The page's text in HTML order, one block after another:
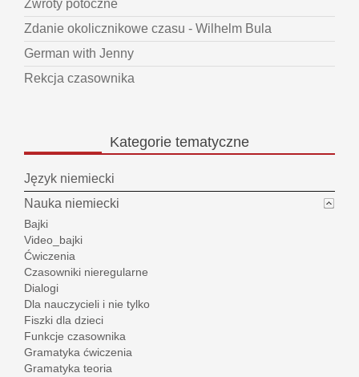
Zwroty potoczne
Zdanie okolicznikowe czasu - Wilhelm Bula
German with Jenny
Rekcja czasownika
Kategorie tematyczne
Język niemiecki
Nauka niemiecki
Bajki
Video_bajki
Ćwiczenia
Czasowniki nieregularne
Dialogi
Dla nauczycieli i nie tylko
Fiszki dla dzieci
Funkcje czasownika
Gramatyka ćwiczenia
Gramatyka teoria